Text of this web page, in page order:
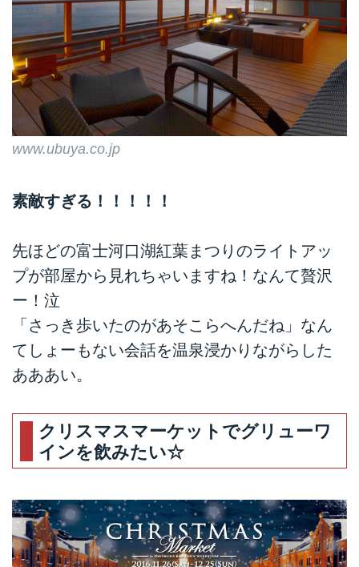
www.ubuya.co.jp
素敵すぎる！！！！！
先ほどの富士河口湖紅葉まつりのライトアッ
プが部屋から見れちゃいますね！なんて贅沢
ー！泣
「さっき歩いたのがあそこらへんだね」なん
てしょーもない会話を温泉浸かりながらした
あああい。
クリスマスマーケットでグリューワ
インを飲みたい☆